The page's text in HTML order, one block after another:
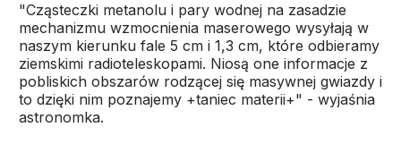
"Cząsteczki metanolu i pary wodnej na zasadzie
mechanizmu wzmocnienia maserowego wysyłają w
naszym kierunku fale 5 cm i 1,3 cm, które odbieramy
ziemskimi radioteleskopami. Niosą one informacje z
pobliskich obszarów rodzącej się masywnej gwiazdy i
to dzięki nim poznajemy +taniec materii+" - wyjaśnia
astronomka.